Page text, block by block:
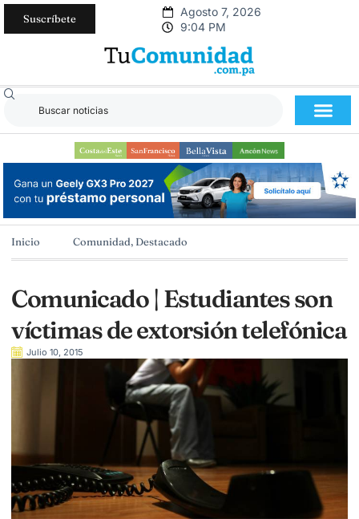
Suscríbete
Agosto 7, 2026
9:04 PM
Inicio Comunidad, Destacado
Comunicado | Estudiantes son
víctimas de extorsión telefónica
Julio 10, 2015